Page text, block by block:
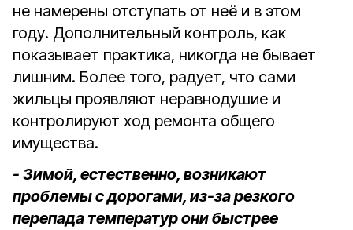
не намерены отступать от неё и в этом
году. Дополнительный контроль, как
показывает практика, никогда не бывает
лишним. Более того, радует, что сами
жильцы проявляют неравнодушие и
контролируют ход ремонта общего
имущества.
- Зимой, естественно, возникают
проблемы с дорогами, из-за резкого
перепада температур они быстрее